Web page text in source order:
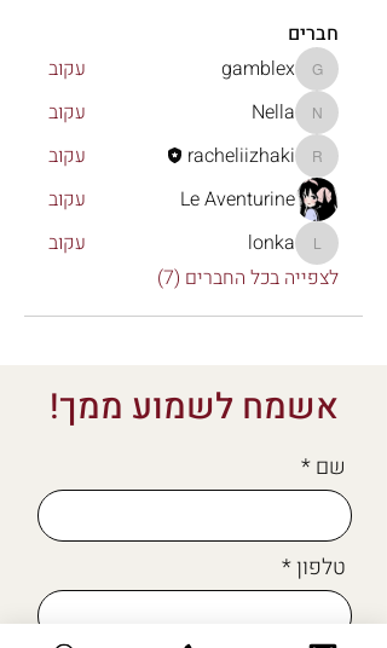
חברים
gamblex
gamblex עקוב
Nella
Nella עקוב
racheliizhaki
racheliizhaki
עקוב
Le Aventurine
עקוב
lonka
lonka
עקוב
לצפייה בכל החברים (7)
אשמח לשמוע ממך!
שם
טלפון